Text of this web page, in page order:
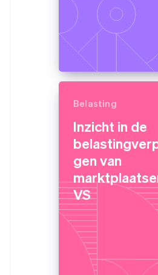
Belasting
Inzicht in de
gen van
VS
Australië
FrançaisDeutsch